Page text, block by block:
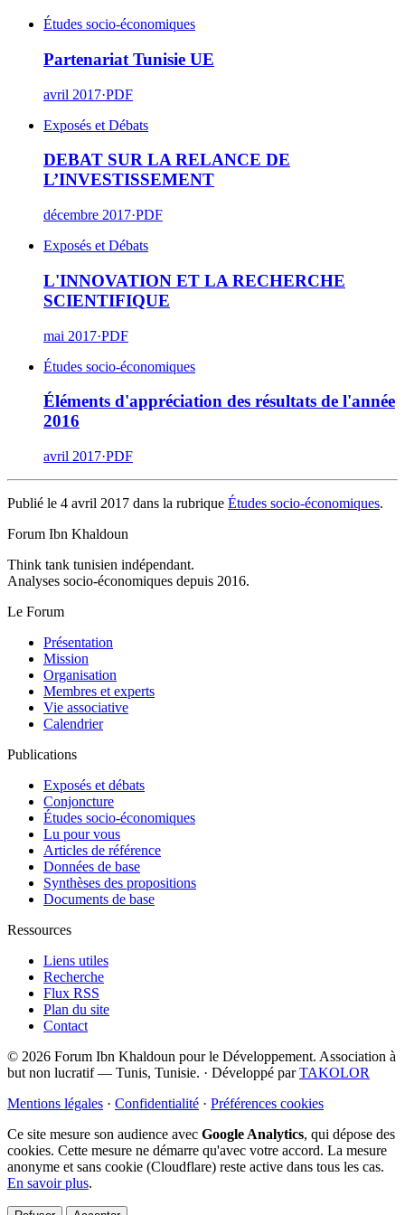
Études socio-économiques
Partenariat Tunisie UE
avril 2017·PDF
Exposés et Débats
DEBAT SUR LA RELANCE DE
L’INVESTISSEMENT
décembre 2017·PDF
Exposés et Débats
L'INNOVATION ET LA RECHERCHE
SCIENTIFIQUE
mai 2017·PDF
Études socio-économiques
Éléments d'appréciation des résultats de l'année
2016
avril 2017·PDF
Publié le 4 avril 2017 dans la rubrique Études socio-économiques.
Forum Ibn Khaldoun
Think tank tunisien indépendant.
Analyses socio-économiques depuis 2016.
Le Forum
Présentation
Mission
Organisation
Membres et experts
Vie associative
Calendrier
Publications
Exposés et débats
Conjoncture
Études socio-économiques
Lu pour vous
Articles de référence
Données de base
Synthèses des propositions
Documents de base
Ressources
Liens utiles
Recherche
Flux RSS
Plan du site
Contact
© 2026 Forum Ibn Khaldoun pour le Développement. Association à
but non lucratif — Tunis, Tunisie. · Développé parTAKOLOR
Mentions légales · Confidentialité · Préférences cookies
Ce site mesure son audience avec Google Analytics, qui dépose des
cookies. Cette mesure ne démarre qu'avec votre accord. La mesure
anonyme et sans cookie (Cloudflare) reste active dans tous les cas.
En savoir plus.